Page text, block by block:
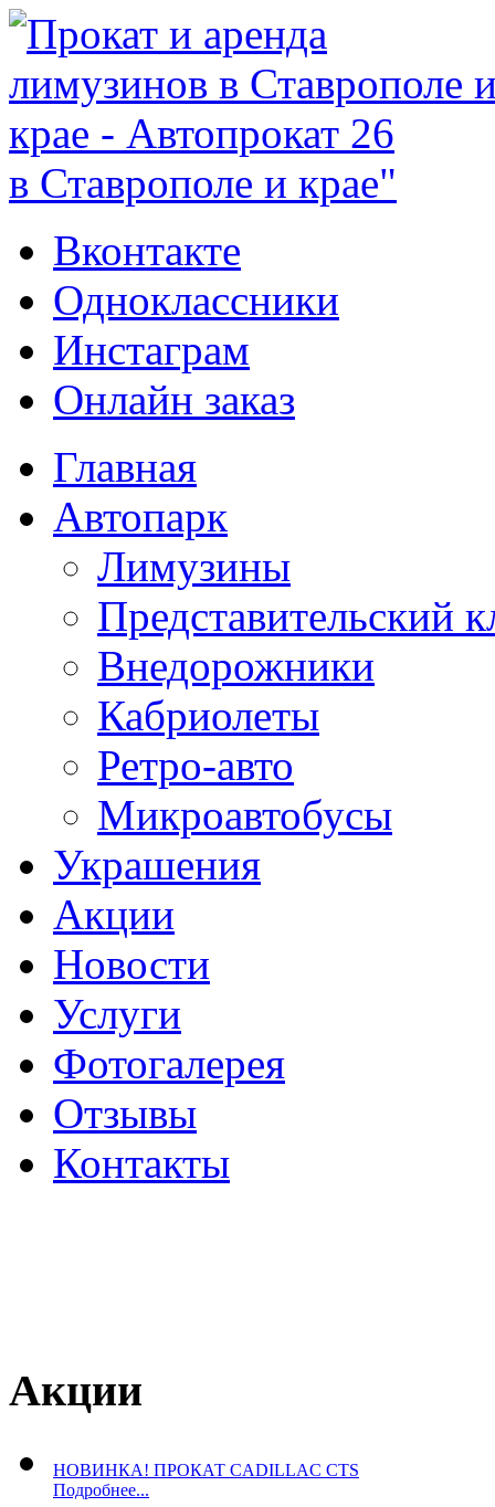
в Ставрополе и крае"
Вконтакте
Одноклассники
Инстаграм
Онлайн заказ
Главная
Автопарк
Лимузины
Представительский
Внедорожники
Кабриолеты
Ретро-авто
Микроавтобусы
Украшения
Акции
Новости
Услуги
Фотогалерея
Отзывы
­Контакты
Акции
НОВИНКА! ПРОКАТ CADILLAC CTS
Подробнее...